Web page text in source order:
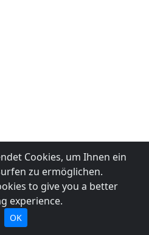
Cookies, um Ihnen ein
zu ermöglichen.
to give you a better
experience.
OK